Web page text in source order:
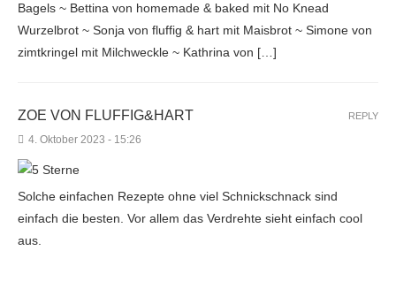
Bagels ~ Bettina von homemade & baked mit No Knead
Wurzelbrot ~ Sonja von fluffig & hart mit Maisbrot ~ Simone von
zimtkringel mit Milchweckle ~ Kathrina von […]
ZOE VON FLUFFIG&HART
4. Oktober 2023 - 15:26
Solche einfachen Rezepte ohne viel Schnickschnack sind
einfach die besten. Vor allem das Verdrehte sieht einfach cool
aus.
REPLY